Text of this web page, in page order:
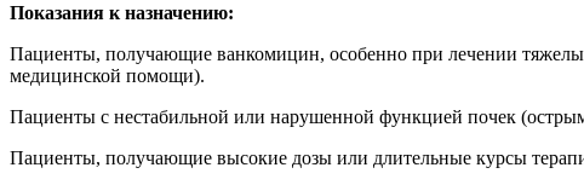
Показания к назначению:
Пациенты, получающие ванкомицин, особенно при лечении
медицинской помощи).
Пациенты с нестабильной или нарушенной функцией почек
Пациенты, получающие высокие дозы или длительные курсы